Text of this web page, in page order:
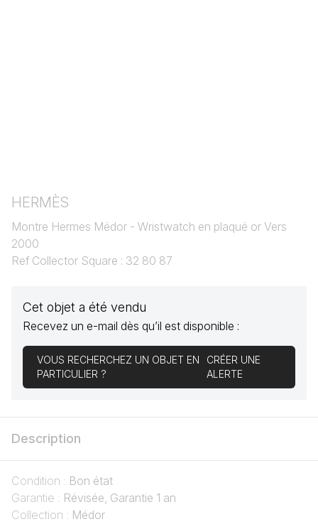
HERMÈS
Montre Hermes Médor - Wristwatch en plaqué or Vers
2000
Ref Collector Square : 32 80 87
Cet objet a été vendu
Recevez un e-mail dès qu’il est disponible :
VOUS RECHERCHEZ UN OBJET EN
PARTICULIER ?
CRÉER UNE
ALERTE
Description
Condition : Bon état
Garantie : Révisée, Garantie 1 an
Collection : Médor